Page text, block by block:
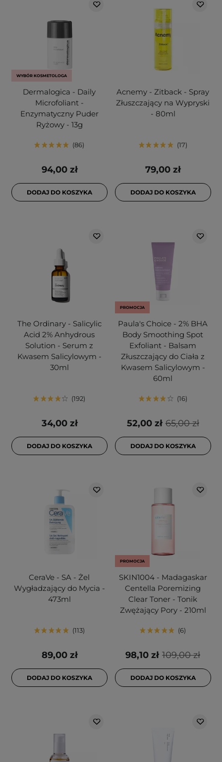
WYBÓR KOSMETOLOGA
Dermalogica - Daily
Microfoliant -
Enzymatyczny Puder
Ryżowy - 13g
86
94,00 zł
DODAJ DO KOSZYKA
Acnemy - Zitback - Spray
Złuszczający na Wypryski
- 80ml
17
79,00 zł
DODAJ DO KOSZYKA
The Ordinary - Salicylic
Acid 2% Anhydrous
Solution - Serum z
Kwasem Salicylowym -
30ml
192
34,00 zł
DODAJ DO KOSZYKA
PROMOCJA
Paula's Choice - 2% BHA
Body Smoothing Spot
Exfoliant - Balsam
Złuszczający do Ciała z
Kwasem Salicylowym -
60ml
16
65,00 zł
52,00 zł
DODAJ DO KOSZYKA
CeraVe - SA - Żel
Wygładzający do Mycia -
473ml
113
89,00 zł
DODAJ DO KOSZYKA
PROMOCJA
SKIN1004 - Madagaskar
Centella Poremizing
Clear Toner - Tonik
Zwężający Pory - 210ml
6
109,00 zł
98,10 zł
DODAJ DO KOSZYKA